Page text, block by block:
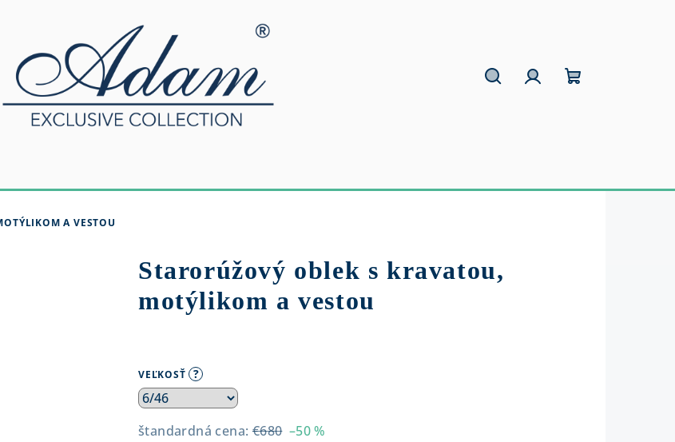
A VESTOU
Starorúžový oblek s kravatou,
motýlikom a vestou
VEĽKOSŤ ?
štandardná cena: €680 –50 %